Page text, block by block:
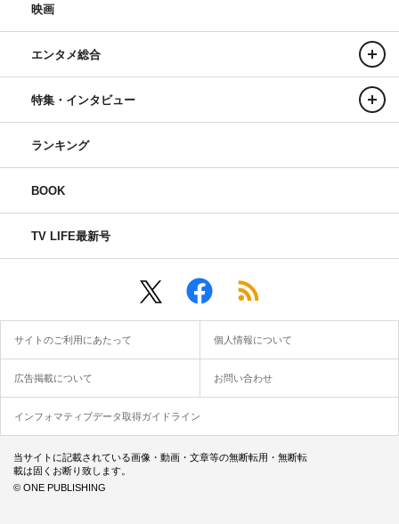
映画
エンタメ総合
特集・インタビュー
ランキング
BOOK
TV LIFE最新号
サイトのご利用にあたって 個人情報について
広告掲載について お問い合わせ
インフォマティブデータ取得ガイドライン
当サイトに記載されている画像・動画・文章等の無断転用・無断転
載は固くお断り致します。
© ONE PUBLISHING